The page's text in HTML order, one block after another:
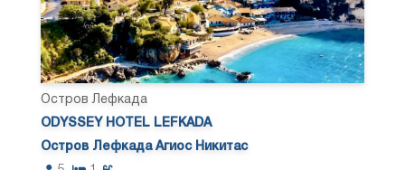
Остров Лефкада
ODYSSEY HOTEL LEFKADA
Остров Лефкада Агиос Никитас